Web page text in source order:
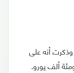
أنه على
ألف يورو.